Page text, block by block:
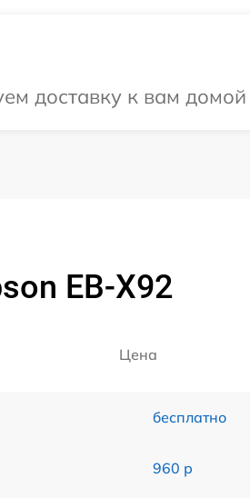
доставку к вам
EB-X92
Цена
бесплатно
960 р